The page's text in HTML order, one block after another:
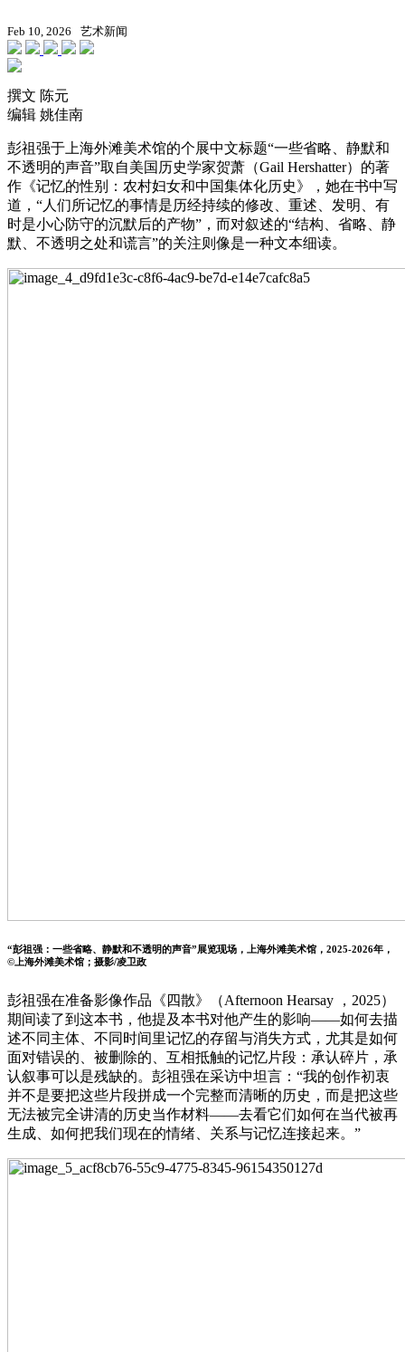
Feb 10, 2026 艺术新闻
撰文 陈元
编辑 姚佳南
彭祖强于上海外滩美术馆的个展中文标题“一些省略、静默和
不透明的声音”取自美国历史学家贺萧（Gail Hershatter）的著
作《记忆的性别：农村妇女和中国集体化历史》，她在书中写
道，“人们所记忆的事情是历经持续的修改、重述、发明、有
时是小心防守的沉默后的产物”，而对叙述的“结构、省略、静
默、不透明之处和谎言”的关注则像是一种文本细读。
“彭祖强：一些省略、静默和不透明的声音”展览现场，上海外滩美术馆，2025-2026年，
©上海外滩美术馆；摄影/凌卫政
彭祖强在准备影像作品《四散》（Afternoon Hearsay ，2025）
期间读了到这本书，他提及本书对他产生的影响——如何去描
述不同主体、不同时间里记忆的存留与消失方式，尤其是如何
面对错误的、被删除的、互相抵触的记忆片段：承认碎片，承
认叙事可以是残缺的。彭祖强在采访中坦言：“我的创作初衷
并不是要把这些片段拼成一个完整而清晰的历史，而是把这些
无法被完全讲清的历史当作材料——去看它们如何在当代被再
生成、如何把我们现在的情绪、关系与记忆连接起来。”